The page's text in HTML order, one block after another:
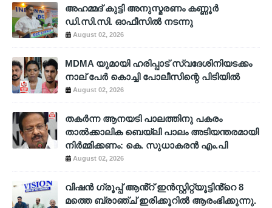
അഹമ്മദ് കുട്ടി അനുസ്മരണം കണ്ണൂർ
ഡി.സി.സി. ഓഫീസിൽ നടന്നു
August 02, 2026
MDMA യുമായി ഹരിപ്പാട് സ്വദേശിനിയടക്കം
നാല് പേർ കൊച്ചി പോലീസിന്റെ പിടിയിൽ
August 02, 2026
തകർന്ന ആനയടി പാലത്തിനു പകരം
താൽക്കാലിക ബെയ്‌ലി പാലം അടിയന്തരമായി
നിർമ്മിക്കണം: കെ. സുധാകരൻ എം.പി
August 02, 2026
വിഷൻ ഗ്രൂപ്പ് ആൻ്റ് ഇൻസ്റ്റിറ്റ്യൂട്ടിൻ്റെ 8
മത്തെ ബ്രാഞ്ച് ഇരിക്കൂറിൽ ആരംഭിക്കുന്നു.